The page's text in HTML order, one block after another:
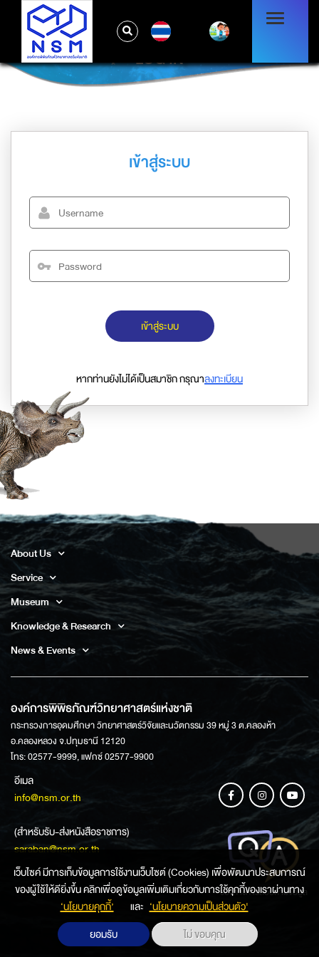
LOG IN
เข้าสู่ระบบ
เข้าสู่ระบบ
หากท่านยังไม่ได้เป็นสมาชิก กรุณาลงทะเบียน
About Us
Service
Museum
Knowledge & Research
News & Events
องค์การพิพิธภัณฑ์วิทยาศาสตร์แห่งชาติ
กระทรวงการอุดมศึกษา วิทยาศาสตร์วิจัยและนวัตกรรม 39 หมู่ 3 ต.คลองห้า
อ.คลองหลวง จ.ปทุมธานี 12120
โทร: 02577-9999, แฟกซ์ 02577-9900
อีเมล
info@nsm.or.th
(สำหรับรับ-ส่งหนังสือราชการ)
saraban@nsm.or.th
ช่องทางการสอบถามข้อมูล
เว็บไซค์ มีการเก็บข้อมูลการใช้งานเว็บไซต์ (Cookies) เพื่อพัฒนาประสบการณ์
ของผู้ใช้ให้ดียิ่งขึ้น คลิกเพื่อดูข้อมูลเพิ่มเติมเกี่ยวกับการใช้คุกกี้ของเราผ่านทาง
‘นโยบายคุกกี้’
และ ‘นโยบายความเป็นส่วนตัว'
ยอมรับ
ไม่ ขอบคุณ